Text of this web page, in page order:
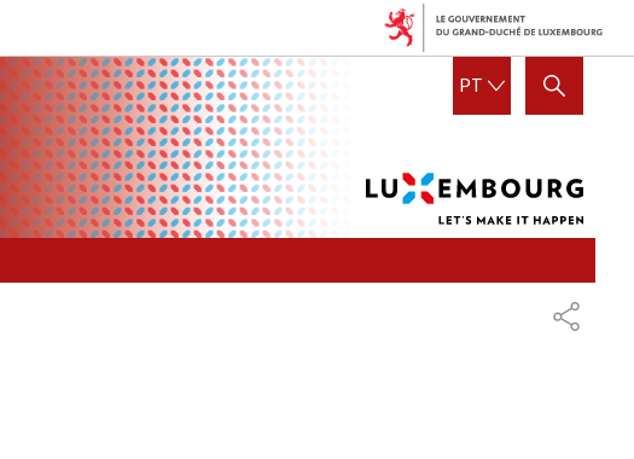
PT PORTUGUESE
VISUALIZAR/OCULTAR A